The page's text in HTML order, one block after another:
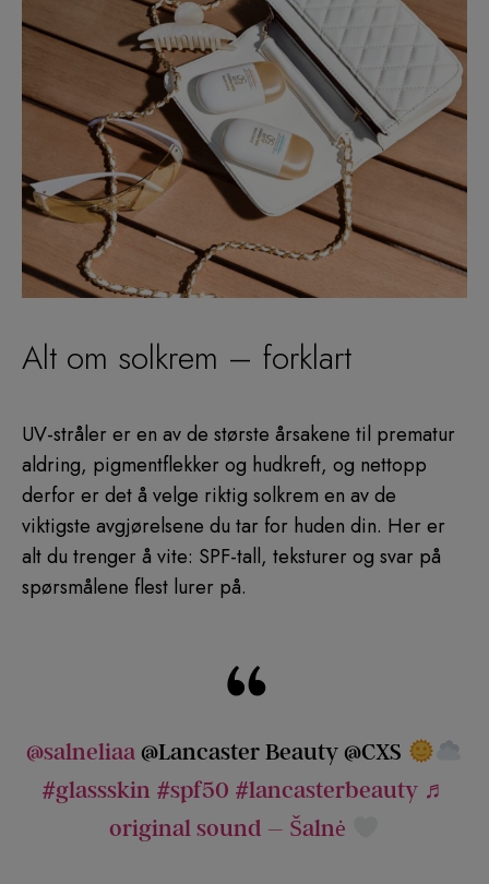
Alt om solkrem – forklart
UV-stråler er en av de største årsakene til prematur
aldring, pigmentflekker og hudkreft, og nettopp
derfor er det å velge riktig solkrem en av de
viktigste avgjørelsene du tar for huden din. Her er
alt du trenger å vite: SPF-tall, teksturer og svar på
spørsmålene flest lurer på.
@salneliaa @Lancaster Beauty @CXS
#glassskin #spf50 #lancasterbeauty ♬
original sound – Šalnė